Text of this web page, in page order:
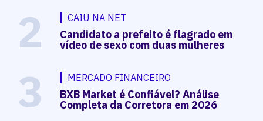
2 CAIU NA NET
Candidato a prefeito é flagrado em
vídeo de sexo com duas mulheres
3 MERCADO FINANCEIRO
BXB Market é Confiável? Análise
Completa da Corretora em 2026